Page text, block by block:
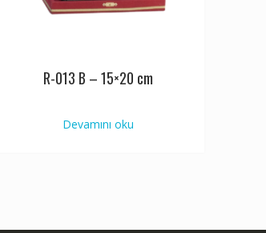
R-013 B – 15×20 cm
Devamını oku